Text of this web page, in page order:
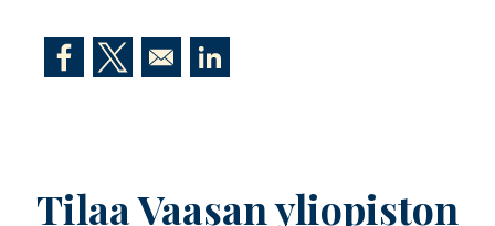
Opens in a new window
Opens in a new windowOpens in a new window
Tilaa Vaasan yliopiston